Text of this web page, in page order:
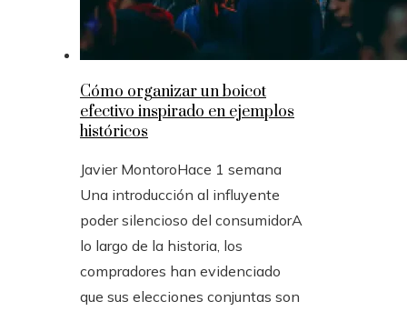
Cómo organizar un boicot
efectivo inspirado en ejemplos
históricos
Javier MontoroHace 1 semana
Una introducción al influyente
poder silencioso del consumidorA
lo largo de la historia, los
compradores han evidenciado
que sus elecciones conjuntas son